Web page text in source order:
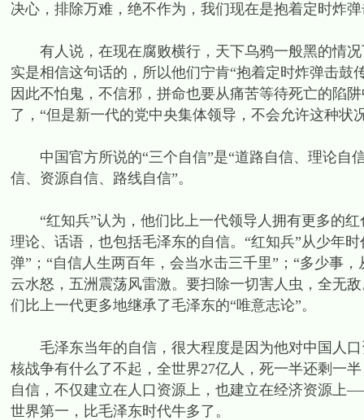
决心，排除万难，绝不作为，我们现在是抱着定时炸
有人说，在现在腐败横行，天下乌鸦一般黑的情况
实是相信这句话的，所以他们宁肯“抱着定时炸弹击鼓
因此不怕鬼，不信邪，拼命也要从痛苦等待死亡的陷
了，“但是新一代的党中央集体领导，不会允许这种状
中国官方所说的“三个自信”是“道路自信、理论自
信、资源自信、路线自信”。
“红知兵”认为，他们比上一代领导人拥有更多的红
理论、话语，也包括毛泽东的自信。“红知兵”从少年
弹”；“自信人生两百年，会当水击三千里”；“多少事
云水怒，五洲震荡风雷激。要扫除一切害人虫，全无
们比上一代更多地继承了毛泽东的“唯意志论”。
毛泽东当年的自信，很大程度是因为他对中国人口
核战争有什么了不起，全世界27亿人，死一半还剩一
自信，不仅建立在人口资源上，也建立在经济资源上
世界第一，比毛泽东时代牛多了。